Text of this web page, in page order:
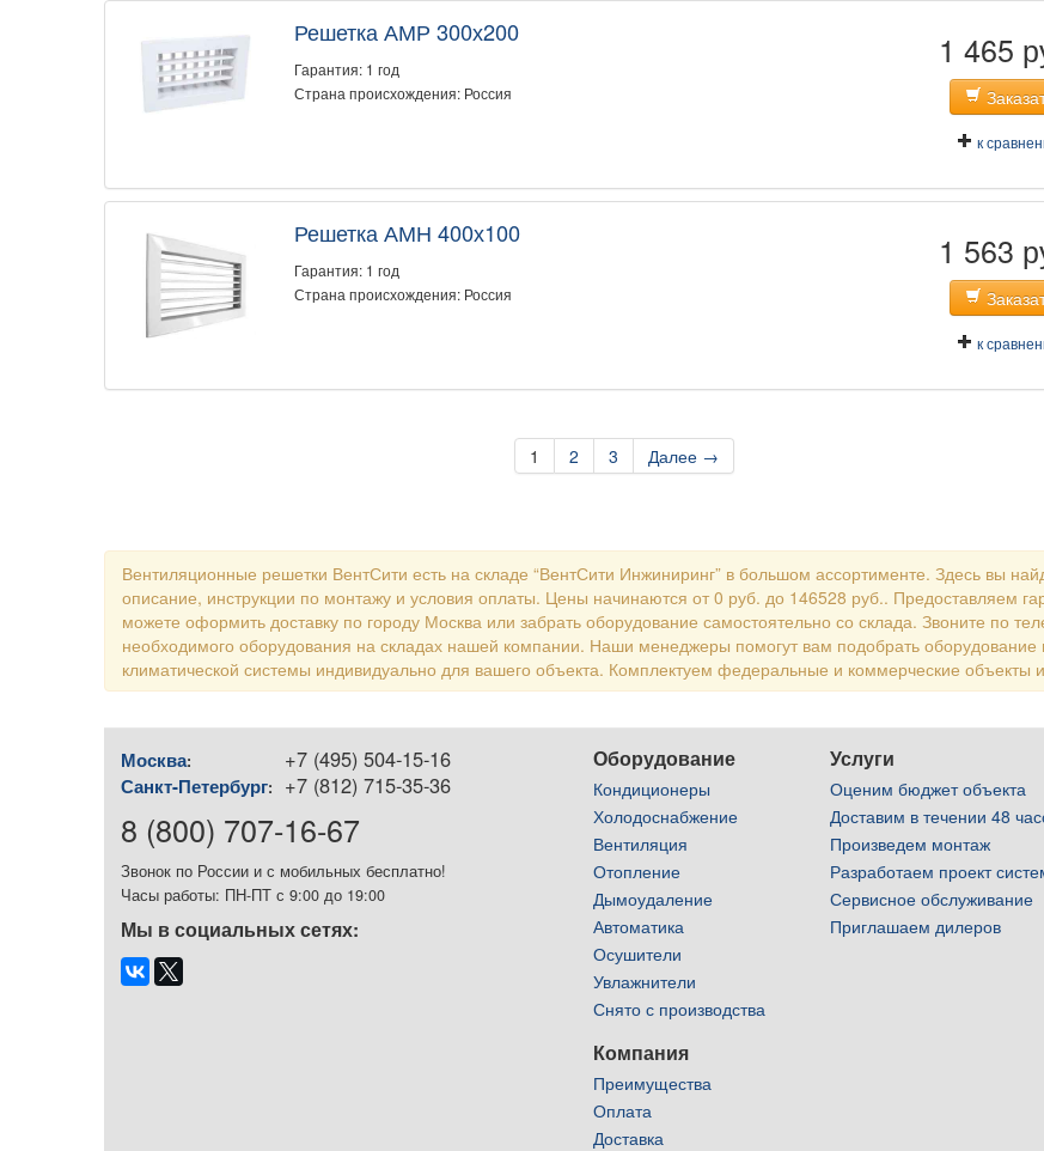
Решетка АМР 300х200
Гарантия: 1 год
Страна происхождения: Россия
1 465
к
Решетка АМН 400х100
Гарантия: 1 год
Страна происхождения: Россия
1 563
к
1 2 3 Далее →
Вентиляционные решетки ВентСити есть на складе “ВентСити Инжиниринг” в большом ассортименте. Здесь вы
описание, инструкции по монтажу и условия оплаты. Цены начинаются от 0 руб. до 146528 руб.. Предоставляем
можете оформить доставку по городу Москва или забрать оборудование самостоятельно со склада. Звоните по
необходимого оборудования на складах нашей компании. Наши менеджеры помогут вам подобрать оборудование
климатической системы индивидуально для вашего объекта. Комплектуем федеральные и коммерческие
Москва: +7 (495) 504-15-16
Санкт-Петербург: +7 (812) 715-35-36
8 (800) 707-16-67
Звонок по России и с мобильных бесплатно!
Часы работы: ПН-ПТ с 9:00 до 19:00
Мы в социальных сетях:
Оборудование
Кондиционеры
Холодоснабжение
Вентиляция
Отопление
Дымоудаление
Автоматика
Осушители
Увлажнители
Снято с производства
Компания
Преимущества
Оплата
Доставка
Услуги
Оценим бюджет объекта
Доставим в течении 48
Произведем монтаж
Разработаем проект
Сервисное обслуживание
Приглашаем дилеров